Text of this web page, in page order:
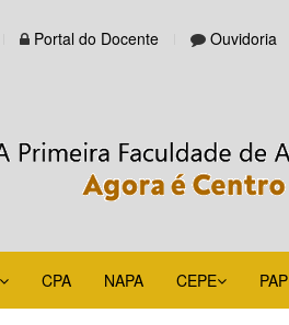
Portal do Docente Ouvidoria
CPA NAPA CEPE PAP